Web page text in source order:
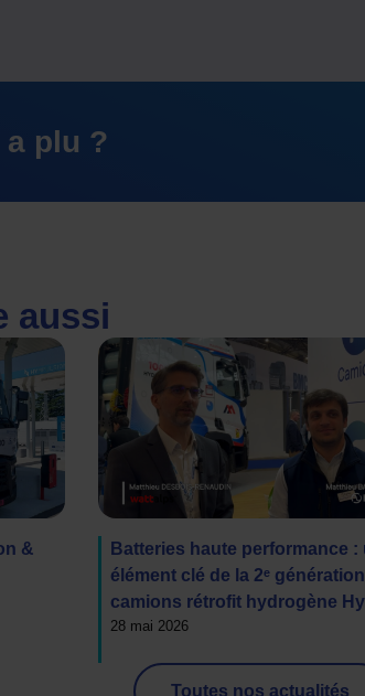
plu ?
aussi
&
Batteries haute performance :
élément clé de la 2ᵉ
camions rétrofit hydrogène
28 mai 2026
Toutes nos actualités